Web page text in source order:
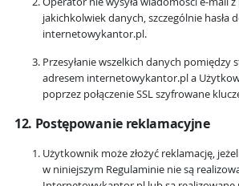
jakichkolwiek danych, szczególnie hasła
internetowykantor.pl.
Przesyłanie wszelkich danych pomiędzy
adresem internetowykantor.pl a
poprzez połączenie SSL szyfrowane
12. Postępowanie reklamacyjne
Użytkownik może złożyć reklamację,
w niniejszym Regulaminie nie są